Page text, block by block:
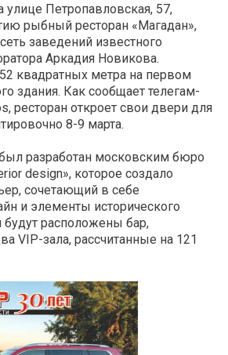
улице Петропавловская, 57,
рыбный ресторан «Магадан»,
заведений известного
Аркадия Новикова.
квадратных метра на первом
здания. Как сообщает телегам-
ресторан откроет свои двери для
8-9 марта.
разработан московским бюро
design», которое создало
сочетающий в себе
и элементы исторического
будут расположены бар,
VIP-зала, рассчитанные на 121